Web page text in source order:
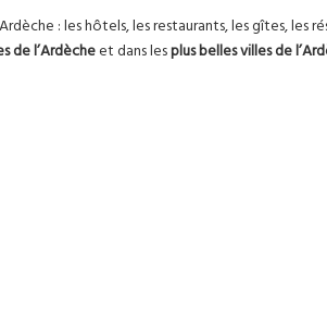
: les hôtels, les restaurants, les gîtes, les
de l’Ardècheet dans lesplus belles villes de